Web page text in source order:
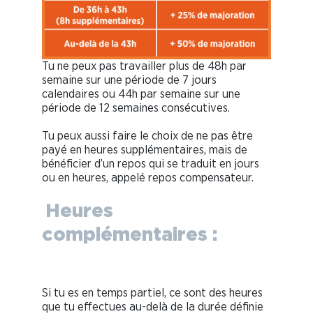
Tu ne peux pas travailler plus de 48h par
semaine sur une période de 7 jours
calendaires ou 44h par semaine sur une
période de 12 semaines consécutives.
Tu peux aussi faire le choix de ne pas être
payé en heures supplémentaires, mais de
bénéficier d’un repos qui se traduit en jours
ou en heures, appelé repos compensateur.
Heures
complémentaires :
Si tu es en temps partiel, ce sont des heures
que tu effectues au-delà de la durée définie